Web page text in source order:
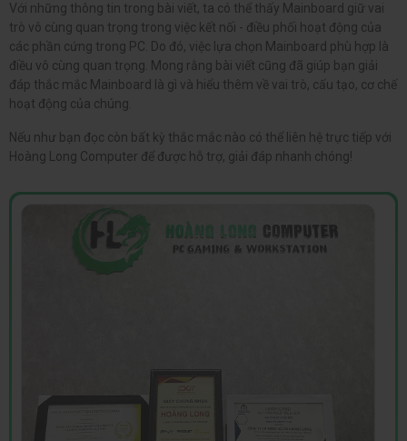
Với những thông tin trong bài viết, ta có thể thấy Mainboard giữ vai
trò vô cùng quan trọng trong việc kết nối - điều phối hoạt động của
các phần cứng trong PC. Do đó, việc lựa chọn Mainboard phù hợp là
điều vô cùng quan trọng. Mong rằng bài viết cũng đã giúp bạn giải
đáp thắc mắc Mainboard là gì và hiểu thêm về vai trò, cấu tạo, cơ chế
hoạt động của chúng.
Nếu như bạn đọc còn bất kỳ thắc mắc nào có thể liên hệ trực tiếp với
Hoàng Long Computer để được hỗ trợ, giải đáp nhanh chóng!